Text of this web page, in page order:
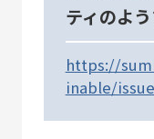
ティのよう
https://
inable/